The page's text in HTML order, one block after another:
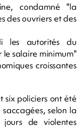
condamné "la
des ouvriers et des
les autorités du
le salaire minimum"
croissantes
six policiers ont été
selon la
de violentes